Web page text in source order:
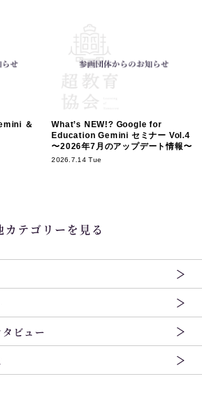
＆
What’s NEW!? Google for
Education Gemini セミナー Vol.4
〜2026年7月のアップデート情報〜
2026.7.14 Tue
カテゴリーを見る
ビュー